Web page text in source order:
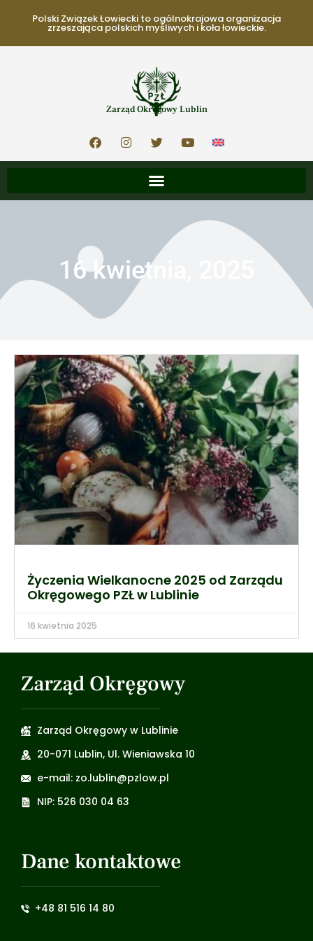
Polski Związek Łowiecki to ogólnokrajowa organizacja
zrzeszająca polskich myśliwych i koła łowieckie.
Zarząd Okręgowy Lublin
16 kwietnia, 2025
Życzenia Wielkanocne 2025 od Zarządu
Okręgowego PZŁ w Lublinie
16 kwietnia 2025
Zarząd Okręgowy
Zarząd Okręgowy w Lublinie
20-071 Lublin, Ul. Wieniawska 10
e-mail: zo.lublin@pzlow.pl
NIP: 526 030 04 63
Dane kontaktowe
+48 81 516 14 80